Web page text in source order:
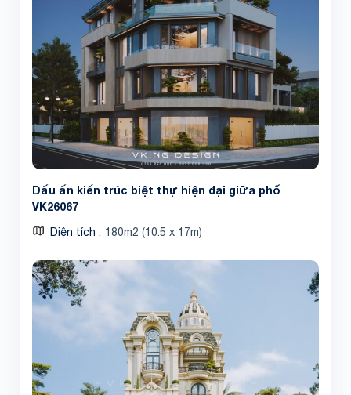
Dấu ấn kiến trúc biệt thự hiện đại giữa phố
VK26067
Diện tích 180m2 (10.5 x 17m)